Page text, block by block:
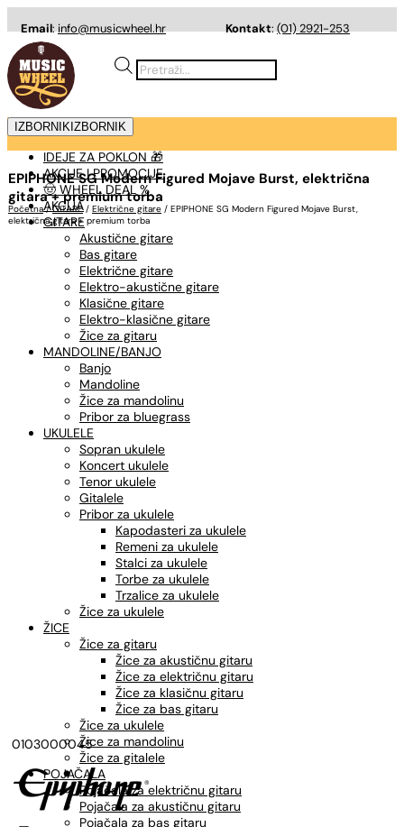
Email:info@musicwheel.hr Kontakt:(01) 2921-253
Products
search
IZBORNIK IZBORNIK
IDEJE ZA POKLON 🎁
AKCIJE I PROMOCIJE
🤠 WHEEL DEAL %
AKCIJA
GITARE
Akustične gitare
Bas gitare
Električne gitare
Elektro-akustične gitare
Klasične gitare
Elektro-klasične gitare
Žice za gitaru
MANDOLINE/BANJO
Banjo
Mandoline
Žice za mandolinu
Pribor za bluegrass
UKULELE
Sopran ukulele
Koncert ukulele
Tenor ukulele
Gitalele
Pribor za ukulele
Kapodasteri za ukulele
Remeni za ukulele
Stalci za ukulele
Torbe za ukulele
Trzalice za ukulele
Žice za ukulele
ŽICE
Žice za gitaru
Žice za akustičnu gitaru
Žice za električnu gitaru
Žice za klasičnu gitaru
Žice za bas gitaru
Žice za ukulele
Žice za mandolinu
Žice za gitalele
POJAČALA
Pojačala za električnu gitaru
Pojačala za akustičnu gitaru
Pojačala za bas gitaru
EPIPHONE SG Modern Figured Mojave Burst, električna
gitara + premium torba
Početna/GITARE/ Električne gitare / EPIPHONE SG Modern Figured Mojave Burst,
električna gitara + premium torba
0103000045